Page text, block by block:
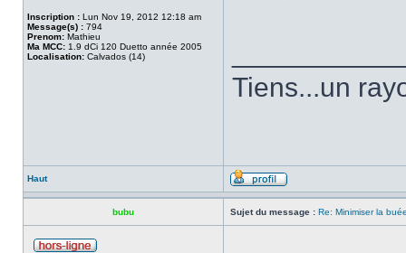
Inscription : Lun Nov 19, 2012 12:18 am
Message(s) : 794
Prenom: Mathieu
Ma MCC: 1.9 dCi 120 Duetto année 2005
Localisation: Calvados (14)
Tiens...un
Haut
bubu Sujet du message : Re: Minimiser la